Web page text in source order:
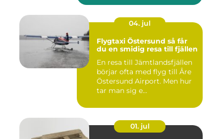
04. jul
Flygtaxi Östersund så får
du en smidig resa till fjällen
En resa till Jämtlandsfjällen
börjar ofta med flyg till Åre
Östersund Airport. Men hur
tar man sig e...
01. jul